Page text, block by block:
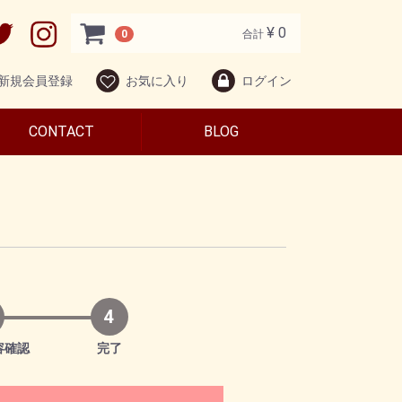
0 合計 ¥ 0
規会員登録 お気に入り ログイン
CONTACT BLOG
確認
4
完了